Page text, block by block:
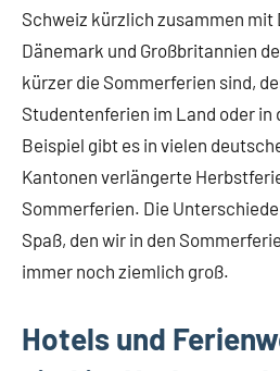
Schweiz kürzlich zusammen mit
Dänemark und Großbritannien
kürzer die Sommerferien sind,
Studentenferien im Land oder in
Beispiel gibt es in vielen
Kantonen verlängerte
Sommerferien. Die
Spaß, den wir in den
immer noch ziemlich groß.
Hotels und